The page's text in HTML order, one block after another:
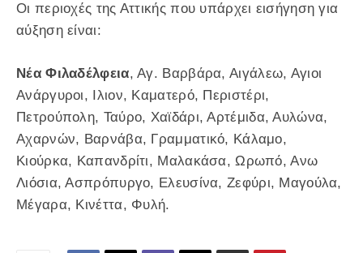
Οι περιοχές της Αττικής που υπάρχει εισήγηση για
αύξηση είναι:
Νέα Φιλαδέλφεια, Αγ. Βαρβάρα, Αιγάλεω, Αγιοι
Ανάργυροι, Ιλιον, Καματερό, Περιστέρι,
Πετρούπολη, Ταύρο, Χαϊδάρι, Αρτέμιδα, Αυλώνα,
Αχαρνών, Βαρνάβα, Γραμματικό, Κάλαμο,
Κιούρκα, Καπανδρίτι, Μαλακάσα, Ωρωπό, Ανω
Λιόσια, Ασπρόπυργο, Ελευσίνα, Ζεφύρι, Μαγούλα,
Μέγαρα, Κινέττα, Φυλή.